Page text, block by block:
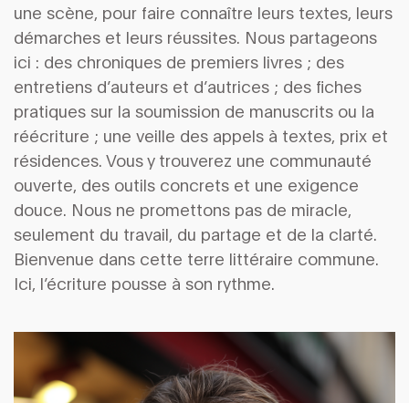
une scène, pour faire connaître leurs textes, leurs
démarches et leurs réussites. Nous partageons
ici : des chroniques de premiers livres ; des
entretiens d’auteurs et d’autrices ; des fiches
pratiques sur la soumission de manuscrits ou la
réécriture ; une veille des appels à textes, prix et
résidences. Vous y trouverez une communauté
ouverte, des outils concrets et une exigence
douce. Nous ne promettons pas de miracle,
seulement du travail, du partage et de la clarté.
Bienvenue dans cette terre littéraire commune.
Ici, l’écriture pousse à son rythme.